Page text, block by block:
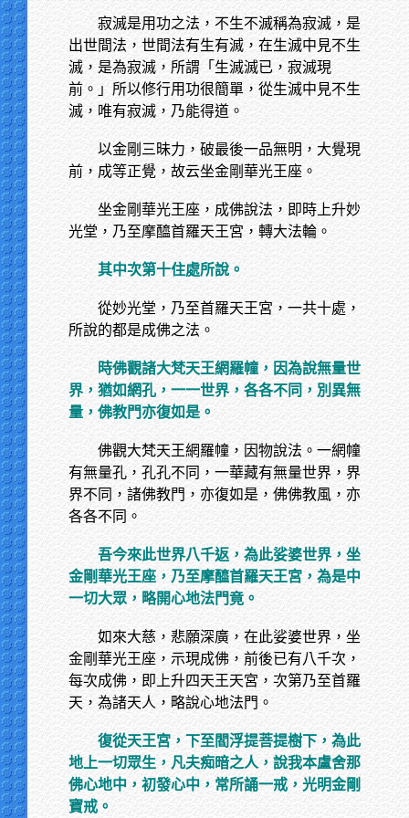
寂滅是用功之法，不生不滅稱為寂滅，是
出世間法，世間法有生有滅，在生滅中見不生
滅，是為寂滅，所謂「生滅滅已，寂滅現
前。」所以修行用功很簡單，從生滅中見不生
滅，唯有寂滅，乃能得道。
以金剛三昧力，破最後一品無明，大覺現
前，成等正覺，故云坐金剛華光王座。
坐金剛華光王座，成佛說法，即時上升妙
光堂，乃至摩醯首羅天王宮，轉大法輪。
其中次第十住處所說。
從妙光堂，乃至首羅天王宮，一共十處，
所說的都是成佛之法。
時佛觀諸大梵天王網羅幢，因為說無量世
界，猶如網孔，一一世界，各各不同，別異無
量，佛教門亦復如是。
佛觀大梵天王網羅幢，因物說法。一網幢
有無量孔，孔孔不同，一華藏有無量世界，界
界不同，諸佛教門，亦復如是，佛佛教風，亦
各各不同。
吾今來此世界八千返，為此娑婆世界，坐
金剛華光王座，乃至摩醯首羅天王宮，為是中
一切大眾，略開心地法門竟。
如來大慈，悲願深廣，在此娑婆世界，坐
金剛華光王座，示現成佛，前後已有八千次，
每次成佛，即上升四天王天宮，次第乃至首羅
天，為諸天人，略說心地法門。
復從天王宮，下至閻浮提菩提樹下，為此
地上一切眾生，凡夫痴暗之人，說我本盧舍那
佛心地中，初發心中，常所誦一戒，光明金剛
寶戒。